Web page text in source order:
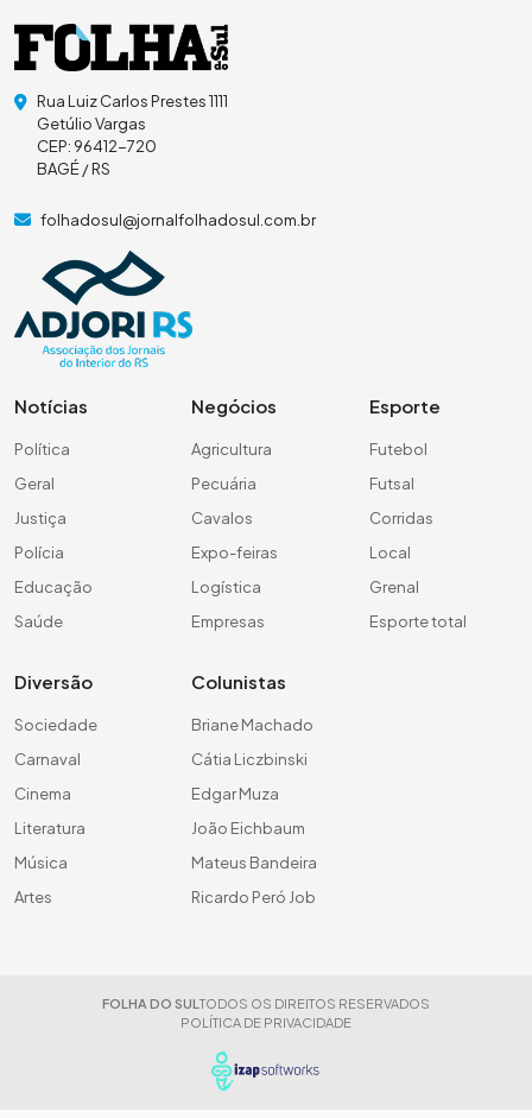
Rua Luiz Carlos Prestes 1111
Getúlio Vargas
CEP: 96412-720
BAGÉ / RS
folhadosul@jornalfolhadosul.com.br
Notícias
Política
Geral
Justiça
Polícia
Educação
Saúde
Negócios
Agricultura
Pecuária
Cavalos
Expo-feiras
Logística
Empresas
Esporte
Futebol
Futsal
Corridas
Local
Grenal
Esporte total
Diversão
Sociedade
Carnaval
Cinema
Literatura
Música
Artes
Colunistas
Briane Machado
Cátia Liczbinski
Edgar Muza
João Eichbaum
Mateus Bandeira
Ricardo Peró Job
FOLHA DO SUL TODOS OS DIREITOS RESERVADOS
POLÍTICA DE PRIVACIDADE